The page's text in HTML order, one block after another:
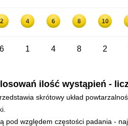
2 4 6 8 10
6 1 4 8 2
ilość wystąpień -
skrótowy układ
pod względem częstości padania -